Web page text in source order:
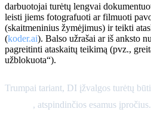
darbuotojai turėtų lengvai
leisti jiems fotografuoti ar filmuoti
(skaitmeninius žymėjimus) ir teikti
(koder.ai). Balso užrašai ar iš anksto
pagreitinti ataskaitų teikimą (pvz.,
užblokuota“).
Trumpai tariant, DI įžvalgos turėtų
, atspindinčios esamus